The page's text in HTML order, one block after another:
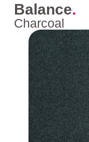
Balance.
Charcoal